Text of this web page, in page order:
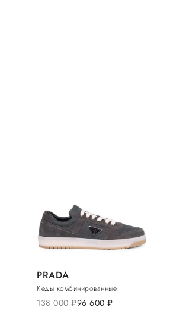
PRADA
Кеды комбинированные
138 000руб.96 600 руб.